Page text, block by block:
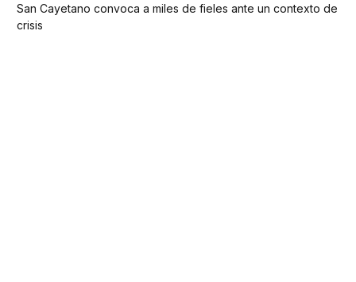
San Cayetano convoca a miles de fieles ante un contexto de
crisis